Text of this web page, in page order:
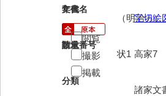
小野家文書
影山家文書
鹿島家文書
梶山家文書
7
文書名
字切絵
請求番号
高家7
分類
諸家文
年代
（明治ヵ）
数量
状1
閲覧
撮影
掲載